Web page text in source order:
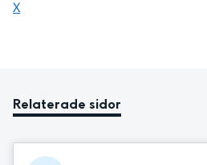
Dela sidan på
X
Relaterade sidor